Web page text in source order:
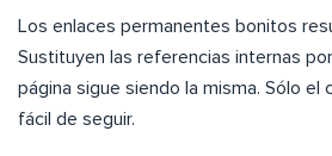
Los enlaces permanentes bonitos
Sustituyen las referencias internas por
página sigue siendo la misma. Sólo el
fácil de seguir.